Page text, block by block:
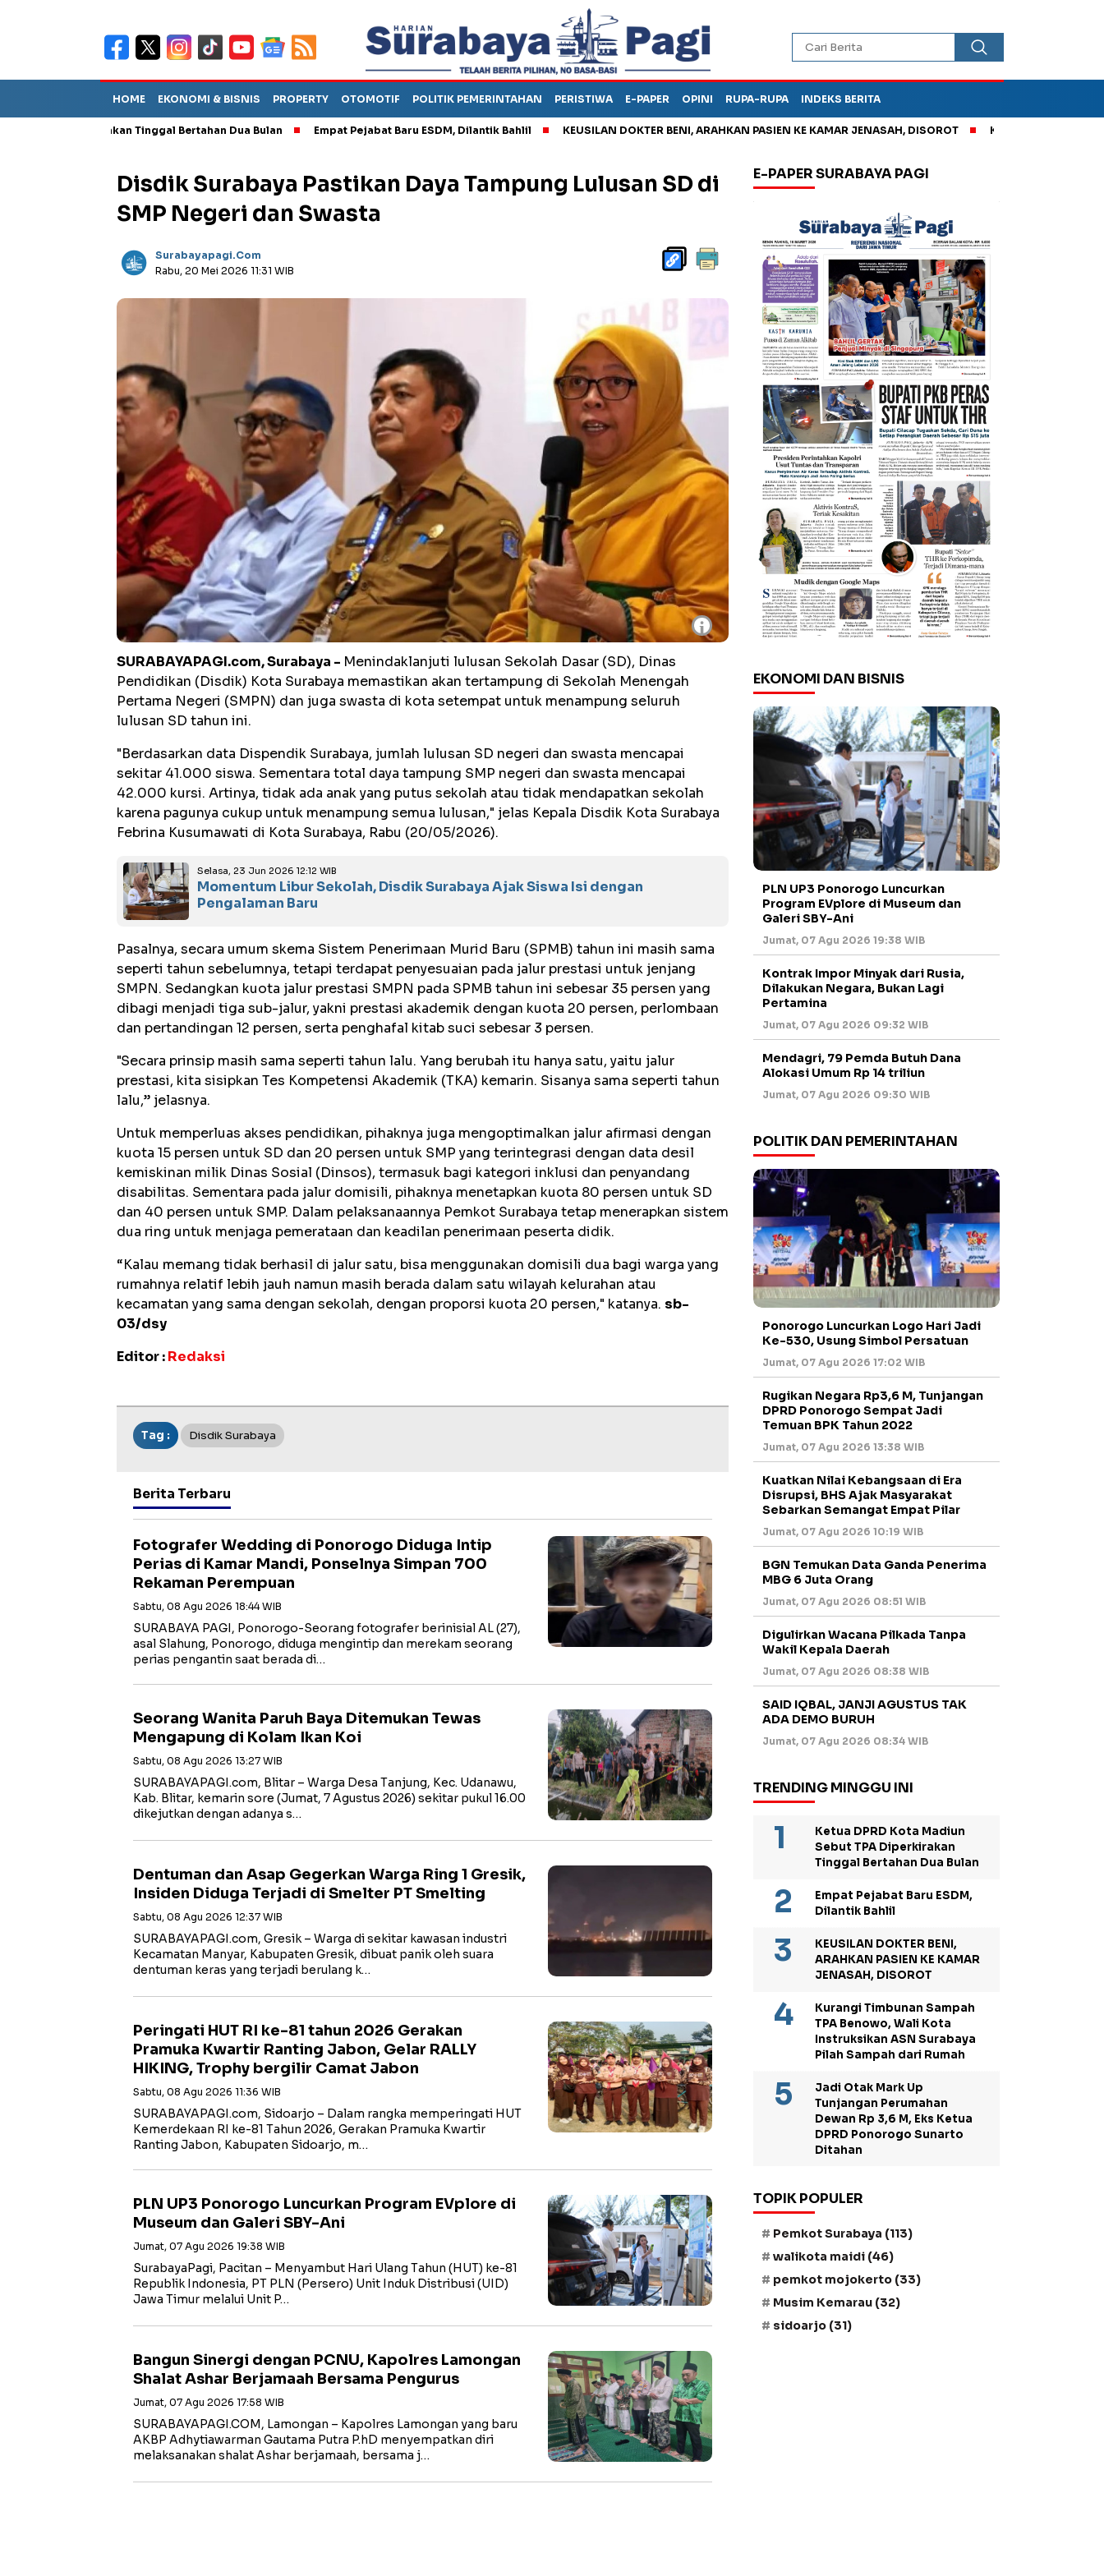
HOME EKONOMI & BISNIS PROPERTY OTOMOTIF POLITIK PEMERINTAHAN PERISTIWA E-PAPER OPINI RUPA-RUPA INDEKS BERITA
Diperkirakan Tinggal Bertahan Dua Bulan Empat Pejabat Baru ESDM, Dilantik Bahlil KEUSILAN DOKTER BENI, ARAHKAN PASIEN KE KAMAR JENASAH, DISOROT Kurangi Timbunan Sampah
Disdik Surabaya Pastikan Daya Tampung Lulusan SD di
SMP Negeri dan Swasta
Surabayapagi.com
Rabu, 20 Mei 2026 11:31 WIB
i
SURABAYAPAGI.com, Surabaya - Menindaklanjuti lulusan Sekolah Dasar (SD), Dinas
Pendidikan (Disdik) Kota Surabaya memastikan akan tertampung di Sekolah Menengah
Pertama Negeri (SMPN) dan juga swasta di kota setempat untuk menampung seluruh
lulusan SD tahun ini.
"Berdasarkan data Dispendik Surabaya, jumlah lulusan SD negeri dan swasta mencapai
sekitar 41.000 siswa. Sementara total daya tampung SMP negeri dan swasta mencapai
42.000 kursi. Artinya, tidak ada anak yang putus sekolah atau tidak mendapatkan sekolah
karena pagunya cukup untuk menampung semua lulusan," jelas Kepala Disdik Kota Surabaya
Febrina Kusumawati di Kota Surabaya, Rabu (20/05/2026).
Selasa, 23 Jun 2026 12:12 WIB
Momentum Libur Sekolah, Disdik Surabaya Ajak Siswa Isi dengan
Pengalaman Baru
Pasalnya, secara umum skema Sistem Penerimaan Murid Baru (SPMB) tahun ini masih sama
seperti tahun sebelumnya, tetapi terdapat penyesuaian pada jalur prestasi untuk jenjang
SMPN. Sedangkan kuota jalur prestasi SMPN pada SPMB tahun ini sebesar 35 persen yang
dibagi menjadi tiga sub-jalur, yakni prestasi akademik dengan kuota 20 persen, perlombaan
dan pertandingan 12 persen, serta penghafal kitab suci sebesar 3 persen.
"Secara prinsip masih sama seperti tahun lalu. Yang berubah itu hanya satu, yaitu jalur
prestasi, kita sisipkan Tes Kompetensi Akademik (TKA) kemarin. Sisanya sama seperti tahun
lalu,” jelasnya.
Untuk memperluas akses pendidikan, pihaknya juga mengoptimalkan jalur afirmasi dengan
kuota 15 persen untuk SD dan 20 persen untuk SMP yang terintegrasi dengan data desil
kemiskinan milik Dinas Sosial (Dinsos), termasuk bagi kategori inklusi dan penyandang
disabilitas. Sementara pada jalur domisili, pihaknya menetapkan kuota 80 persen untuk SD
dan 40 persen untuk SMP. Dalam pelaksanaannya Pemkot Surabaya tetap menerapkan sistem
dua ring untuk menjaga pemerataan dan keadilan penerimaan peserta didik.
“Kalau memang tidak berhasil di jalur satu, bisa menggunakan domisili dua bagi warga yang
rumahnya relatif lebih jauh namun masih berada dalam satu wilayah kelurahan atau
kecamatan yang sama dengan sekolah, dengan proporsi kuota 20 persen," katanya. sb-
03/dsy
Editor :Redaksi
Tag : Disdik Surabaya
Berita Terbaru
Fotografer Wedding di Ponorogo Diduga Intip
Perias di Kamar Mandi, Ponselnya Simpan 700
Rekaman Perempuan
Sabtu, 08 Agu 2026 18:44 WIB
SURABAYA PAGI, Ponorogo-Seorang fotografer berinisial AL (27),
asal Slahung, Ponorogo, diduga mengintip dan merekam seorang
perias pengantin saat berada di…
Seorang Wanita Paruh Baya Ditemukan Tewas
Mengapung di Kolam Ikan Koi
Sabtu, 08 Agu 2026 13:27 WIB
SURABAYAPAGI.com, Blitar – Warga Desa Tanjung, Kec. Udanawu,
Kab. Blitar, kemarin sore (Jumat, 7 Agustus 2026) sekitar pukul 16.00
dikejutkan dengan adanya s…
Dentuman dan Asap Gegerkan Warga Ring 1 Gresik,
Insiden Diduga Terjadi di Smelter PT Smelting
Sabtu, 08 Agu 2026 12:37 WIB
SURABAYAPAGI.com, Gresik – Warga di sekitar kawasan industri
Kecamatan Manyar, Kabupaten Gresik, dibuat panik oleh suara
dentuman keras yang terjadi berulang k…
Peringati HUT RI ke-81 tahun 2026 Gerakan
Pramuka Kwartir Ranting Jabon, Gelar RALLY
HIKING, Trophy bergilir Camat Jabon
Sabtu, 08 Agu 2026 11:36 WIB
SURABAYAPAGI.com, Sidoarjo – Dalam rangka memperingati HUT
Kemerdekaan RI ke-81 Tahun 2026, Gerakan Pramuka Kwartir
Ranting Jabon, Kabupaten Sidoarjo, m…
PLN UP3 Ponorogo Luncurkan Program EVplore di
Museum dan Galeri SBY-Ani
Jumat, 07 Agu 2026 19:38 WIB
SurabayaPagi, Pacitan – Menyambut Hari Ulang Tahun (HUT) ke-81
Republik Indonesia, PT PLN (Persero) Unit Induk Distribusi (UID)
Jawa Timur melalui Unit P…
Bangun Sinergi dengan PCNU, Kapolres Lamongan
Shalat Ashar Berjamaah Bersama Pengurus
Jumat, 07 Agu 2026 17:58 WIB
SURABAYAPAGI.COM, Lamongan – Kapolres Lamongan yang baru
AKBP Adhytiawarman Gautama Putra P.hD menyempatkan diri
melaksanakan shalat Ashar berjamaah, bersama j…
E-PAPER SURABAYA PAGI
EKONOMI DAN BISNIS
PLN UP3 Ponorogo Luncurkan
Program EVplore di Museum dan
Galeri SBY-Ani
Jumat, 07 Agu 2026 19:38 WIB
Kontrak Impor Minyak dari Rusia,
Dilakukan Negara, Bukan Lagi
Pertamina
Jumat, 07 Agu 2026 09:32 WIB
Mendagri, 79 Pemda Butuh Dana
Alokasi Umum Rp 14 triliun
Jumat, 07 Agu 2026 09:30 WIB
POLITIK DAN PEMERINTAHAN
Ponorogo Luncurkan Logo Hari Jadi
Ke-530, Usung Simbol Persatuan
Jumat, 07 Agu 2026 17:02 WIB
Rugikan Negara Rp3,6 M, Tunjangan
DPRD Ponorogo Sempat Jadi
Temuan BPK Tahun 2022
Jumat, 07 Agu 2026 13:38 WIB
Kuatkan Nilai Kebangsaan di Era
Disrupsi, BHS Ajak Masyarakat
Sebarkan Semangat Empat Pilar
Jumat, 07 Agu 2026 10:19 WIB
BGN Temukan Data Ganda Penerima
MBG 6 Juta Orang
Jumat, 07 Agu 2026 08:51 WIB
Digulirkan Wacana Pilkada Tanpa
Wakil Kepala Daerah
Jumat, 07 Agu 2026 08:38 WIB
SAID IQBAL, JANJI AGUSTUS TAK
ADA DEMO BURUH
Jumat, 07 Agu 2026 08:34 WIB
TRENDING MINGGU INI
Ketua DPRD Kota Madiun
Sebut TPA Diperkirakan
Tinggal Bertahan Dua Bulan
Empat Pejabat Baru ESDM,
Dilantik Bahlil
KEUSILAN DOKTER BENI,
ARAHKAN PASIEN KE KAMAR
JENASAH, DISOROT
Kurangi Timbunan Sampah
TPA Benowo, Wali Kota
Instruksikan ASN Surabaya
Pilah Sampah dari Rumah
Jadi Otak Mark Up
Tunjangan Perumahan
Dewan Rp 3,6 M, Eks Ketua
DPRD Ponorogo Sunarto
Ditahan
TOPIK POPULER
Pemkot Surabaya (113)
walikota maidi (46)
pemkot mojokerto (33)
Musim Kemarau (32)
sidoarjo (31)